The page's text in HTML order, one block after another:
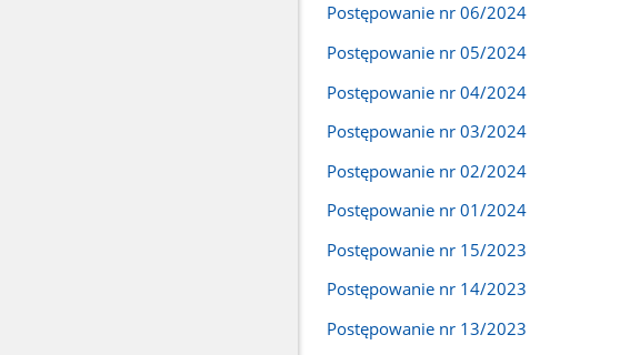
Postępowanie nr 06/2024
Postępowanie nr 05/2024
Postępowanie nr 04/2024
Postępowanie nr 03/2024
Postępowanie nr 02/2024
Postępowanie nr 01/2024
Postępowanie nr 15/2023
Postępowanie nr 14/2023
Postępowanie nr 13/2023